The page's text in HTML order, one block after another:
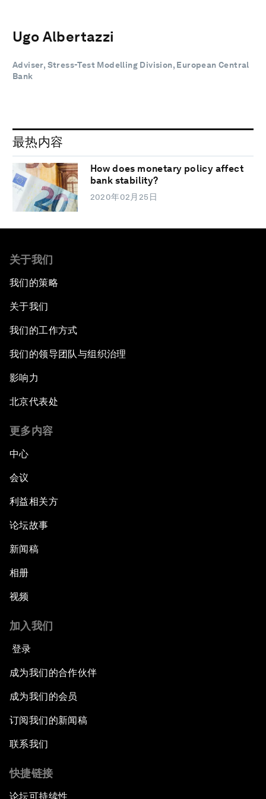
Ugo Albertazzi
Adviser, Stress-Test Modelling Division, European Central
Bank
最热内容
How does monetary policy affect
bank stability?
2020年02月25日
关于我们
我们的策略
关于我们
我们的工作方式
我们的领导团队与组织治理
影响力
北京代表处
更多内容
中心
会议
利益相关方
论坛故事
新闻稿
相册
视频
加入我们
登录
成为我们的合作伙伴
成为我们的会员
订阅我们的新闻稿
联系我们
快捷链接
论坛可持续性